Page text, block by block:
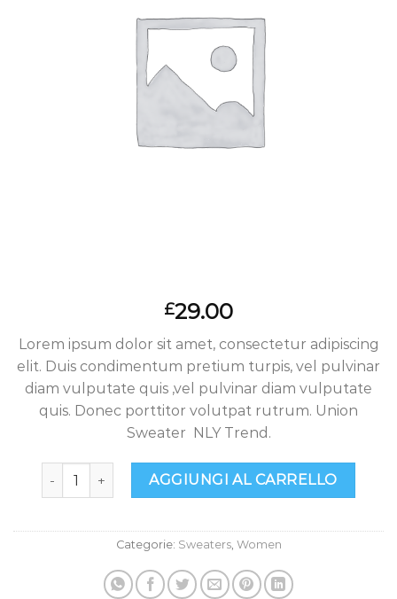
£29.00
Lorem ipsum dolor sit amet, consectetur adipiscing
elit. Duis condimentum pretium turpis, vel pulvinar
diam vulputate quis ,vel pulvinar diam vulputate
quis. Donec porttitor volutpat rutrum. Union
Sweater NLY Trend.
Union Sweater NLY Trend quantità
AGGIUNGI AL CARRELLO
Categorie: Sweaters, Women